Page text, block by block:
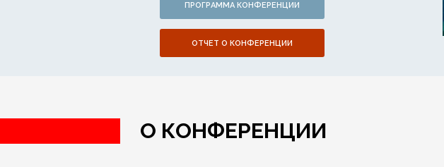
ПРОГРАММА КОНФЕРЕНЦИИ
ОТЧЕТ О КОНФЕРЕНЦИИ
О КОНФЕРЕНЦИИ